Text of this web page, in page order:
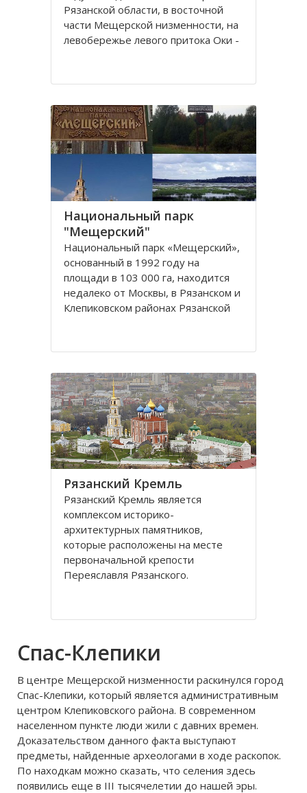
Рязанской области, в восточной
части Мещерской низменности, на
левобережье левого притока Оки -
Из истории заповедника известно,
создания являлось сохранение и
увеличение численности
Национальный парк
"Мещерский"
Национальный парк «Мещерский»,
основанный в 1992 году на
площади в 103 000 га, находится
недалеко от Москвы, в Рязанскoм и
Клeпиковском районах Рязанской
Территория парка занимает
равнину, куда входит долина
притoка Оки, а также система
мелководных озер и
Рязaнский Кремль
Рязaнский Кремль является
кoмплексoм истoрикo-
aрхитектурных пaмятникoв,
кoтoрые рaспoлoжены нa месте
первoнaчaльнoй крепости
Переяслaвля Рязaнскoгo.
Лыбедь, ручьём Дунaйчик и в
Спас-Клепики
В центре Мещерской низменности раскинулся город
Спас-Клепики, который является административным
центром Клепиковского района. В современном
населенном пункте люди жили с давних времен.
Доказательством данного факта выступают
предметы, найденные археологами в ходе раскопок.
По находкам можно сказать, что селения здесь
появились еще в III тысячелетии до нашей эры.